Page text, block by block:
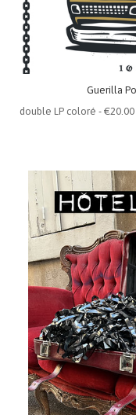
Guerilla